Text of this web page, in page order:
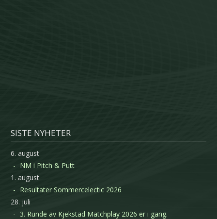
SISTE NYHETER
6. august
NM i Pitch & Putt
1. august
Resultater Sommercelectic 2026
28. juli
3. Runde av Kjekstad Matchplay 2026 er i gang.